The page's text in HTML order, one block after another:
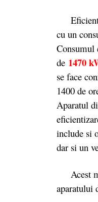
Eficienta
cu un
Consumul
de 1470
se face
1400 de
Aparatul
include si
dar si un
Acest
aparatului